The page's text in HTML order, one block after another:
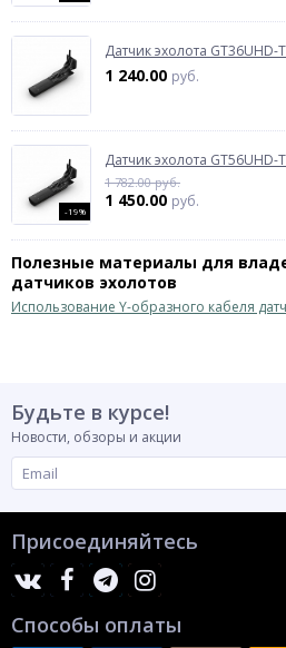
Датчик эхолота GT36UHD-
1 240.00 руб.
-19%
Датчик эхолота GT56UHD-
1 782.00 руб.
1 450.00 руб.
Полезные материалы для
датчиков эхолотов
Использование Y-образного кабеля
Будьте в курсе!
Новости, обзоры и акции
Присоединяйтесь
Способы оплаты